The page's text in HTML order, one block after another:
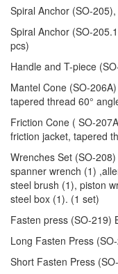
Spiral Anchor (SO-205),
Spiral Anchor (SO-
pcs)
Handle and T-piece
Mantel Cone (SO-
tapered thread 60°
Friction Cone ( SO-
friction jacket, tapered
Wrenches Set (SO-
spanner wrench (1)
steel brush (1), piston
steel box (1). (1 set)
Fasten press (SO-219)
Long Fasten Press
Short Fasten Press